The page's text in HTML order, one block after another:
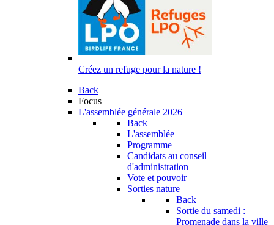
Créez un refuge pour la nature !
Back
Focus
L'assemblée générale 2026
Back
L'assemblée
Programme
Candidats au conseil
d'administration
Vote et pouvoir
Sorties nature
Back
Sortie du samedi :
Promenade dans la ville